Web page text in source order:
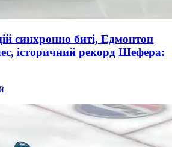
синхронно биті, Едмонтон
історичний рекорд Шефера: